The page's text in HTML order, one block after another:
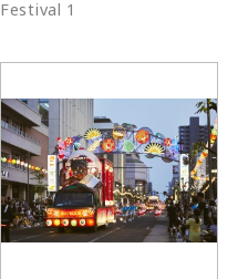
Festival 1